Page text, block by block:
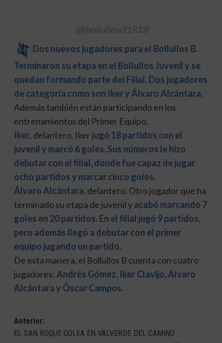
(@bollulloscf1933)
Dos nuevos jugadores para el Bollullos B.
Terminaron su etapa en el Bollullos Juvenil y se
quedan formando parte del Filial. Dos jugadores
de categoría como son Iker y Álvaro Alcántara.
Además también están participando en los
entrenamientos del Primer Equipo.
Iker, delantero. Iker jugó 18 partidos con el
juvenil y marcó 6 goles. Sus números le hizo
debutar con el filial, donde fue capaz de jugar
ocho partidos y marcar cinco goles.
Álvaro Alcántara, delantero. Otro jugador que ha
terminado su etapa de juvenil yacabó marcando 7
goles en 20 partidos. En el filial jugó 9 partidos,
pero además llegó a debutar con el primer
equipo jugando un partido.
De esta manera, el Bollullos B cuenta con cuatro
jugadores: Andrés Gómez, Iker Clavijo, Álvaro
Alcántara y Óscar Campos.
Navegación
de
Anterior:
EL SAN ROQUE GOLEA EN VALVERDE DEL CAMINO